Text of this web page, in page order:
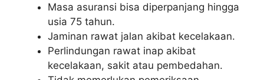
Masa asuransi bisa diperpanjang hingga
usia 75 tahun.
Jaminan rawat jalan akibat kecelakaan.
Perlindungan rawat inap akibat
kecelakaan, sakit atau pembedahan.